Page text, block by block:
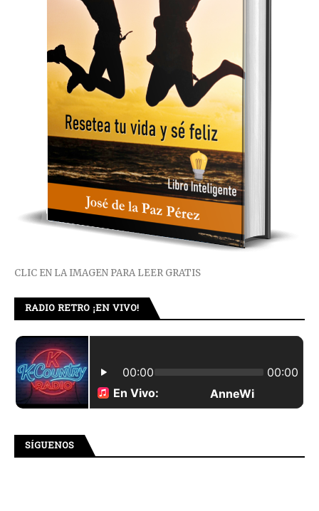
CLIC EN LA IMAGEN PARA LEER GRATIS
RADIO RETRO ¡EN VIVO!
SÍGUENOS